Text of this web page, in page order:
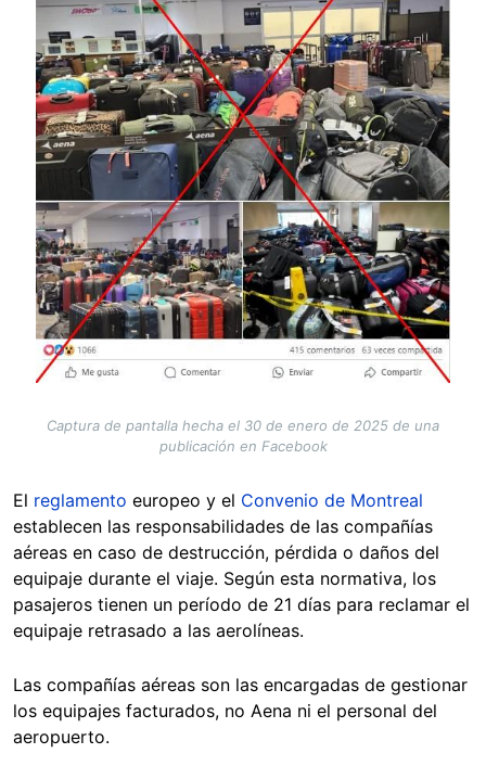
Captura de pantalla hecha el 30 de enero de 2025 de una
publicación en Facebook
El reglamento europeo y el Convenio de Montreal
establecen las responsabilidades de las compañías
aéreas en caso de destrucción, pérdida o daños del
equipaje durante el viaje. Según esta normativa, los
pasajeros tienen un período de 21 días para reclamar el
equipaje retrasado a las aerolíneas.
Las compañías aéreas son las encargadas de gestionar
los equipajes facturados, no Aena ni el personal del
aeropuerto.